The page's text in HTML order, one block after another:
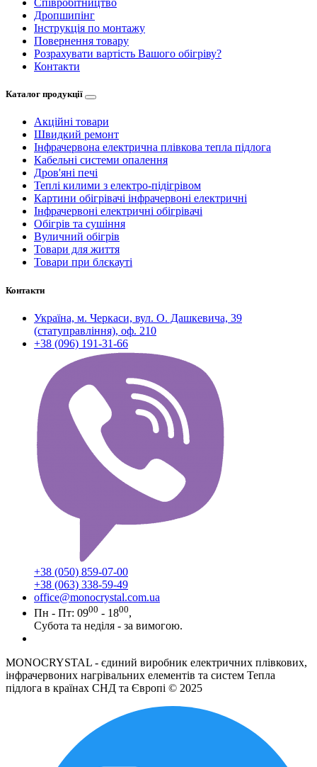
Співробітництво
Дропшипінг
Інструкція по монтажу
Повернення товару
Розрахувати вартість Вашого обігріву?
Контакти
Каталог продукції
Акційні товари
Швидкий ремонт
Інфрачервона електрична плівкова тепла підлога
Кабельні системи опалення
Дров'яні печі
Теплі килими з електро-підігрівом
Картини обігрівачі інфрачервоні електричні
Інфрачервоні електричні обігрівачі
Обігрів та сушіння
Вуличний обігрів
Товари для життя
Товари при блєкауті
Контакти
Україна, м. Черкаси, вул. О. Дашкевича, 39
(статуправління), оф. 210
+38 (096) 191-31-66
+38 (050) 859-07-00
+38 (063) 338-59-49
office@monocrystal.com.ua
Пн - Пт: 0900 - 1800,
Субота та неділя - за вимогою.
MONOCRYSTAL - єдиний виробник електричних плівкових,
інфрачервоних нагрівальних елементів та систем Тепла
підлога в країнах СНД та Європі © 2025